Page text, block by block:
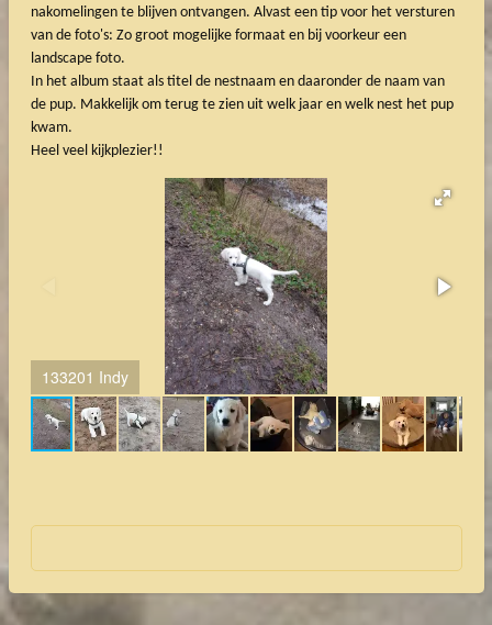
nakomelingen te blijven ontvangen. Alvast een tip voor het versturen
van de foto's: Zo groot mogelijke formaat en bij voorkeur een
landscape foto.
In het album staat als titel de nestnaam en daaronder de naam van
de pup. Makkelijk om terug te zien uit welk jaar en welk nest het pup
kwam.
Heel veel kijkplezier!!
133201 Indy